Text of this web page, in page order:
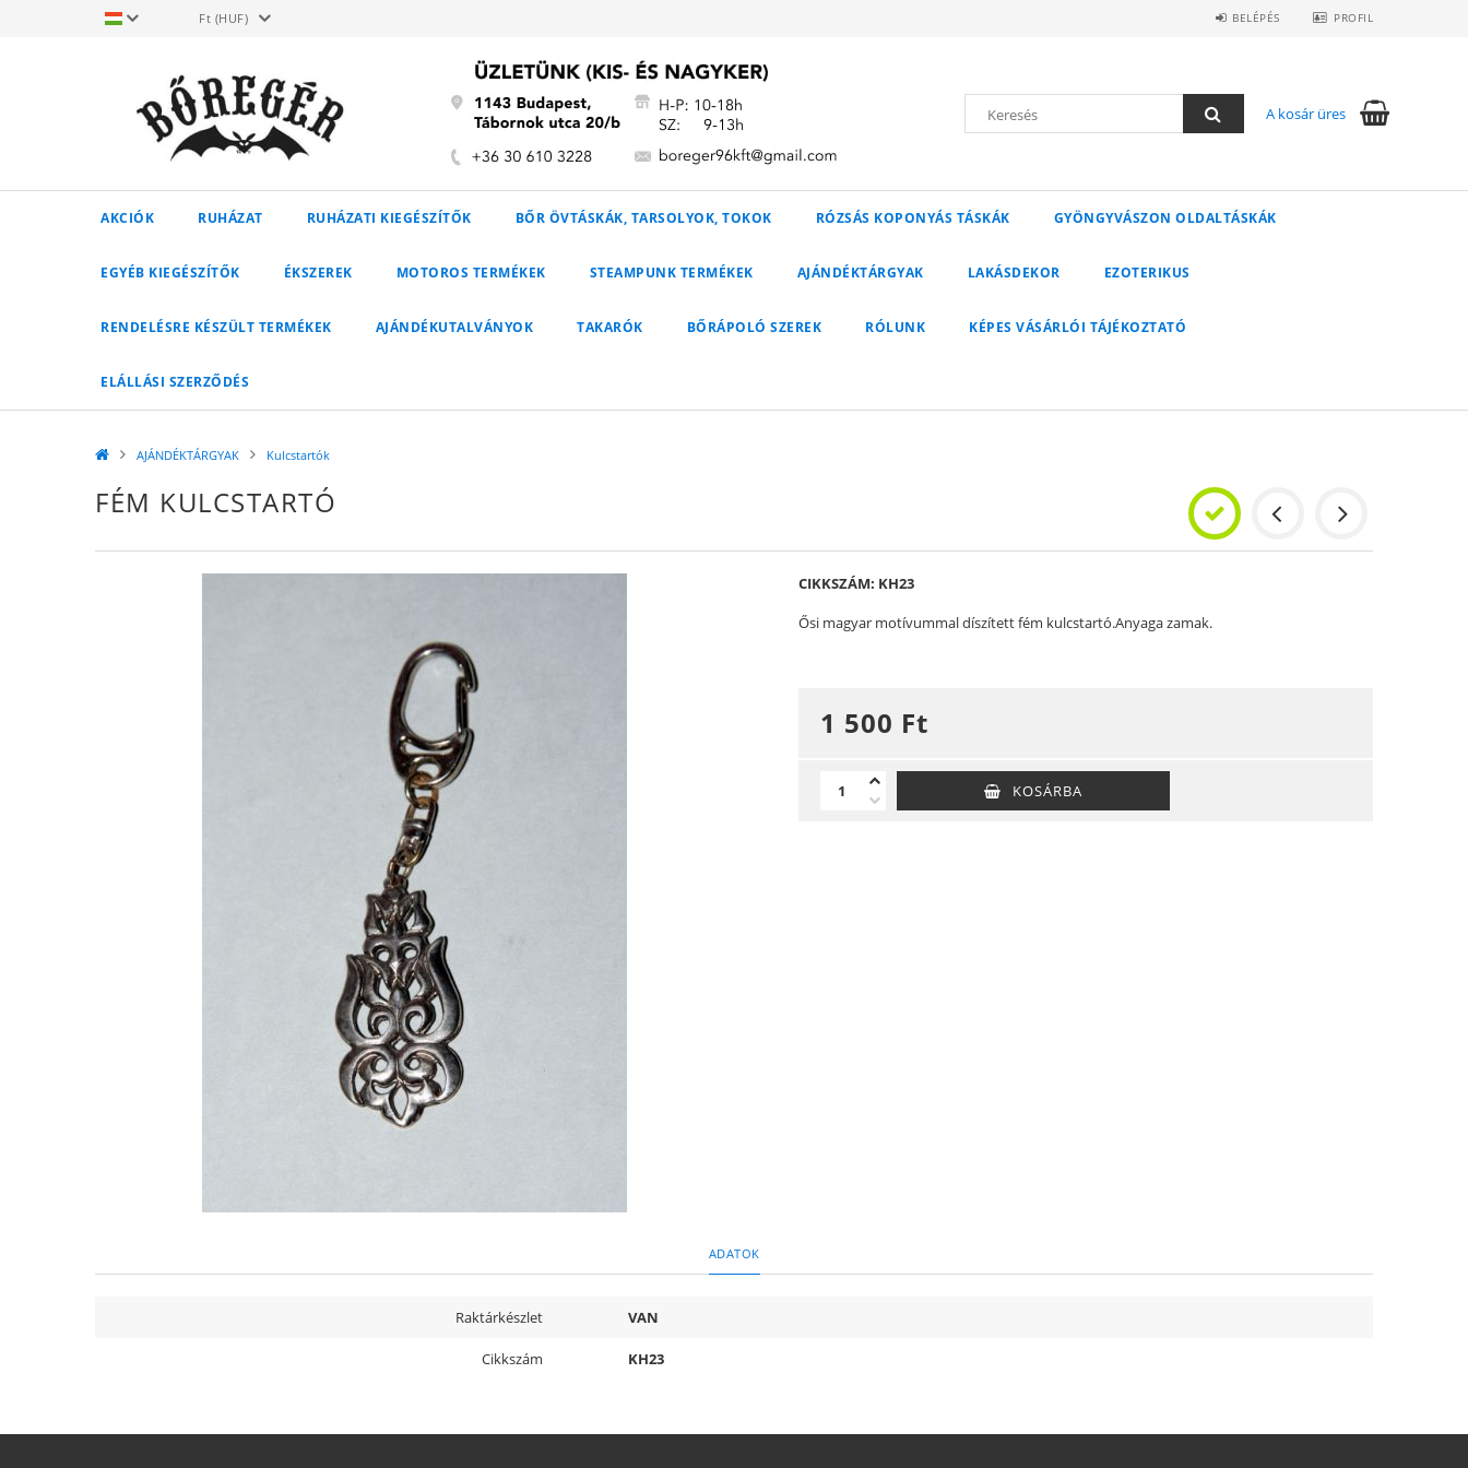
Ft (HUF) BELÉPÉS PROFIL
A kosár üres
AKCIÓK RUHÁZAT RUHÁZATI KIEGÉSZÍTŐK BŐR ÖVTÁSKÁK, TARSOLYOK, TOKOK RÓZSÁS KOPONYÁS TÁSKÁK GYÖNGYVÁSZON OLDALTÁSKÁK
EGYÉB KIEGÉSZÍTŐK ÉKSZEREK MOTOROS TERMÉKEK STEAMPUNK TERMÉKEK AJÁNDÉKTÁRGYAK LAKÁSDEKOR EZOTERIKUS
RENDELÉSRE KÉSZÜLT TERMÉKEK AJÁNDÉKUTALVÁNYOK TAKARÓK BŐRÁPOLÓ SZEREK RÓLUNK KÉPES VÁSÁRLÓI TÁJÉKOZTATÓ
ELÁLLÁSI SZERZŐDÉS
AJÁNDÉKTÁRGYAK Kulcstartók
FÉM KULCSTARTÓ
CIKKSZÁM: KH23
Ősi magyar motívummal díszített fém kulcstartó.Anyaga zamak.
1 500 Ft
KOSÁRBA
ADATOK
Raktárkészlet VAN
Cikkszám KH23